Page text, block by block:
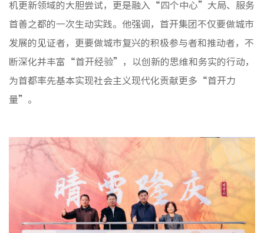
机更新领域的大胆尝试，更是融入“四个中心”大局、服务
首善之都的一次生动实践。他强调，首开集团不仅要做城市
发展的见证者，更要做城市复兴的积极参与者和推动者，不
断深化并丰富“首开经验”，以创新的思维和务实的行动，
为首都率先基本实现社会主义现代化贡献更多“首开力
量”。